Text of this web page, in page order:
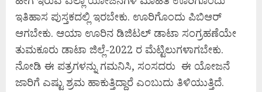
ಇತಿಹಾಸ ಪುಸ್ತಕದಲ್ಲಿ ಇರಬೇಕು. ಊರಿಗೊಂದು ಪಿಬಿಆರ್
ಆಗಬೇಕು. ಆಯಾ ಊರಿನ ಡಿಜಿಟಲ್ ಡಾಟಾ ಸಂಗ್ರಹಣೆಯೇ
ತುಮಕೂರು ಡಾಟಾ ಜಿಲ್ಲೆ-2022 ರ ಮೆಟ್ಟಿಲುಗಳಾಗಬೇಕು.
ನೋಡಿ ಈ ಪತ್ರಗಳನ್ನು ಗಮನಿಸಿ, ಸಂಸದರು ಈ ಯೋಜನೆ
ಜಾರಿಗೆ ಎಷ್ಟು ಶ್ರಮ ಹಾಕುತ್ತಿದ್ದಾರೆ ಎಂಬುದು ತಿಳಿಯುತ್ತಿದೆ.